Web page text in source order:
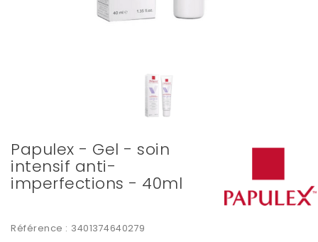
Papulex - Gel - soin
intensif anti-
imperfections - 40ml
Référence : 3401374640279